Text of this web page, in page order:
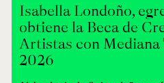
Isabella Londoño,
obtiene la Beca de
Artistas con
2026